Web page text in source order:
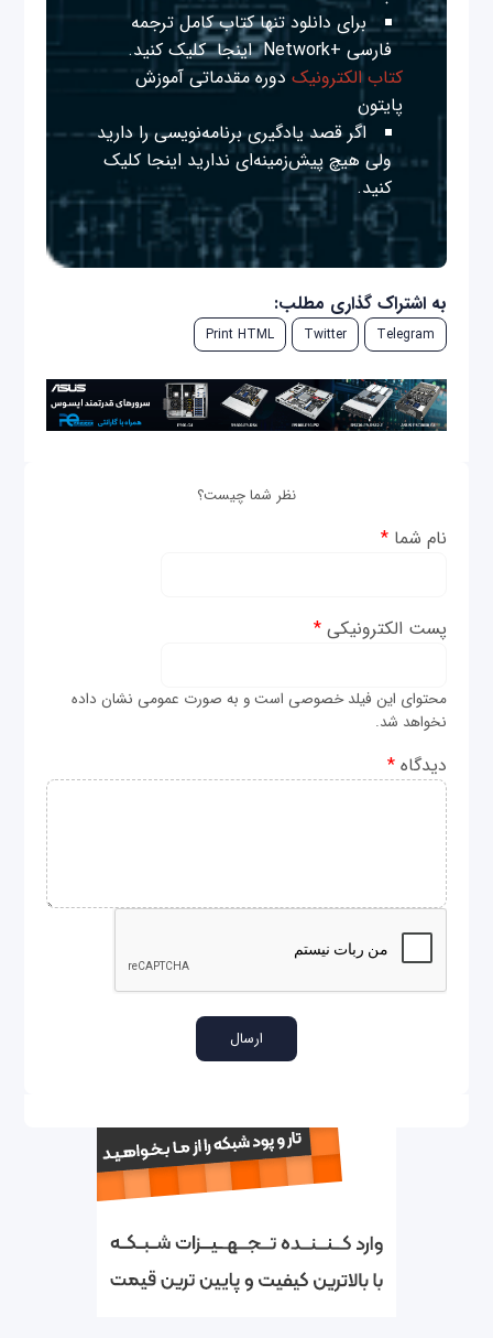
برای دانلود تنها کتاب کامل ترجمه
فارسی +Network
اینجا کلیک کنید.
کتاب الکترونیک دوره مقدماتی آموزش
پایتون
اگر قصد یادگیری برنامه‌نویسی را دارید
ولی هیچ پیش‌زمینه‌ای نداریداینجا کلیک
کنید.
به اشتراک گذاری مطلب:
Telegram
Twitter
Print HTML
نظر شما چیست؟
نام شما*
پست الکترونیکی*
محتوای این فیلد خصوصی است و به صورت عمومی نشان داده
نخواهد شد.
دیدگاه*